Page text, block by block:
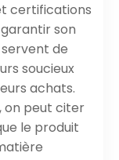
certifications
son
de
soucieux
achats.
on peut citer
le produit